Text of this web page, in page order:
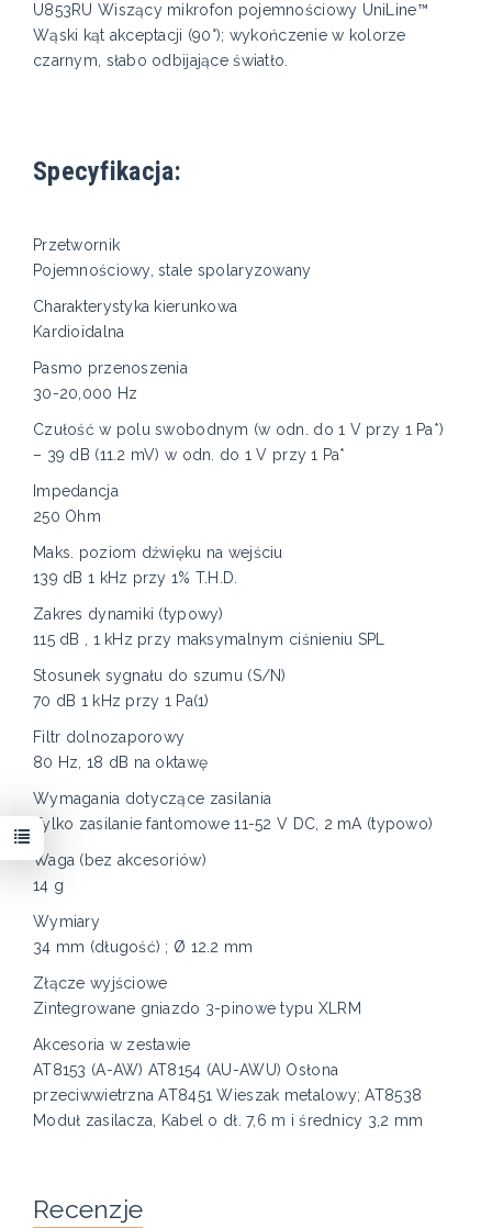
U853RU Wiszący mikrofon pojemnościowy UniLine™
Wąski kąt akceptacji (90°); wykończenie w kolorze
czarnym, słabo odbijające światło.
Specyfikacja:
Przetwornik
Pojemnościowy, stale spolaryzowany
Charakterystyka kierunkowa
Kardioidalna
Pasmo przenoszenia
30-20,000 Hz
Czułość w polu swobodnym (w odn. do 1 V przy 1 Pa*)
– 39 dB (11.2 mV) w odn. do 1 V przy 1 Pa*
Impedancja
250 Ohm
Maks. poziom dźwięku na wejściu
139 dB 1 kHz przy 1% T.H.D.
Zakres dynamiki (typowy)
115 dB , 1 kHz przy maksymalnym ciśnieniu SPL
Stosunek sygnału do szumu (S/N)
70 dB 1 kHz przy 1 Pa(1)
Filtr dolnozaporowy
80 Hz, 18 dB na oktawę
Wymagania dotyczące zasilania
Tylko zasilanie fantomowe 11-52 V DC, 2 mA (typowo)
Waga (bez akcesoriów)
14 g
Wymiary
34 mm (długość) ; Ø 12.2 mm
Złącze wyjściowe
Zintegrowane gniazdo 3-pinowe typu XLRM
Akcesoria w zestawie
AT8153 (A-AW) AT8154 (AU-AWU) Osłona
przeciwwietrzna AT8451 Wieszak metalowy; AT8538
Moduł zasilacza, Kabel o dł. 7,6 m i średnicy 3,2 mm
Recenzje